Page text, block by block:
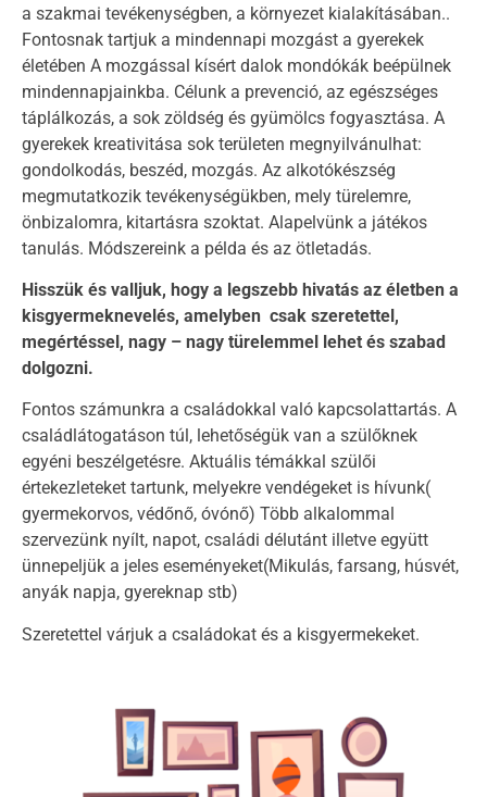
a szakmai tevékenységben, a környezet kialakításában..
Fontosnak tartjuk a mindennapi mozgást a gyerekek
életében A mozgással kísért dalok mondókák beépülnek
mindennapjainkba. Célunk a prevenció, az egészséges
táplálkozás, a sok zöldség és gyümölcs fogyasztása. A
gyerekek kreativitása sok területen megnyilvánulhat:
gondolkodás, beszéd, mozgás. Az alkotókészség
megmutatkozik tevékenységükben, mely türelemre,
önbizalomra, kitartásra szoktat. Alapelvünk a játékos
tanulás. Módszereink a példa és az ötletadás.
Hisszük és valljuk, hogy a legszebb hivatás az életben a
kisgyermeknevelés, amelyben csak szeretettel,
megértéssel, nagy – nagy türelemmel lehet és szabad
dolgozni.
Fontos számunkra a családokkal való kapcsolattartás. A
családlátogatáson túl, lehetőségük van a szülőknek
egyéni beszélgetésre. Aktuális témákkal szülői
értekezleteket tartunk, melyekre vendégeket is hívunk(
gyermekorvos, védőnő, óvónő) Több alkalommal
szervezünk nyílt, napot, családi délutánt illetve együtt
ünnepeljük a jeles eseményeket(Mikulás, farsang, húsvét,
anyák napja, gyereknap stb)
Szeretettel várjuk a családokat és a kisgyermekeket.